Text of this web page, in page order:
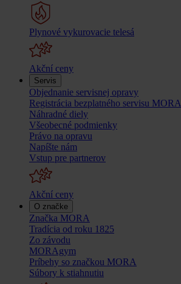
Plynové vykurovacie telesá
Akční ceny
Servis
Objednanie servisnej opravy
Registrácia bezplatného servisu MORA
Náhradné diely
Všeobecné podmienky
Právo na opravu
Napíšte nám
Vstup pre partnerov
Akční ceny
O značke
Značka MORA
Tradícia od roku 1825
Zo závodu
MORAgym
Príbehy so značkou MORA
Súbory k stiahnutiu